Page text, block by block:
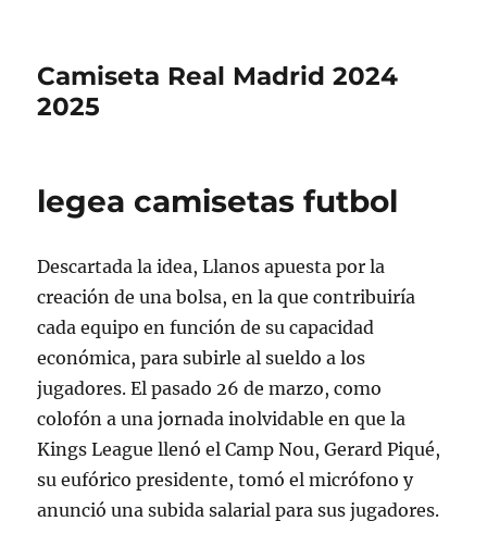
Camiseta Real Madrid 2024
2025
legea camisetas futbol
Descartada la idea, Llanos apuesta por la
creación de una bolsa, en la que contribuiría
cada equipo en función de su capacidad
económica, para subirle al sueldo a los
jugadores. El pasado 26 de marzo, como
colofón a una jornada inolvidable en que la
Kings League llenó el Camp Nou, Gerard Piqué,
su eufórico presidente, tomó el micrófono y
anunció una subida salarial para sus jugadores.